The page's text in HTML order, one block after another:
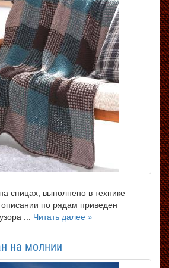
спицах, выполнено в технике
по рядам приведен
... Читать далее »
на молнии